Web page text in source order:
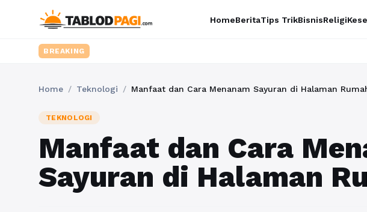
HomeBeritaTips TrikBisnisReligi
BREAKING
Home / Teknologi / Manfaat dan Cara Menanam Sayuran di Halaman
TEKNOLOGI
Manfaat dan Cara
Sayuran di Halaman